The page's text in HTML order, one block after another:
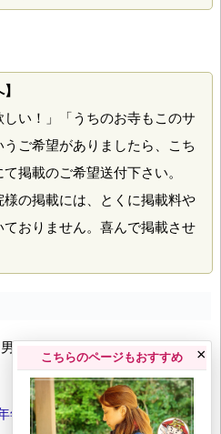
しい！」「うちのお寺もこのサ
ご希望がありましたら、こち
て掲載のご希望送付下さい。
の掲載には、とくに掲載料や
おりません。喜んで掲載させ
性の年齢早見表とともにお伝え
年齢早見表
こちらのページもおすすめ ×